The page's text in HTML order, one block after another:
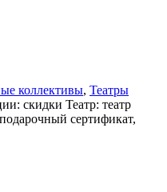
коллективы, Театры
скидки Театр: театр
сертификат,